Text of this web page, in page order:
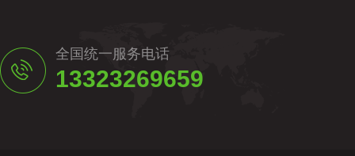
全国统一服务电话
13323269659